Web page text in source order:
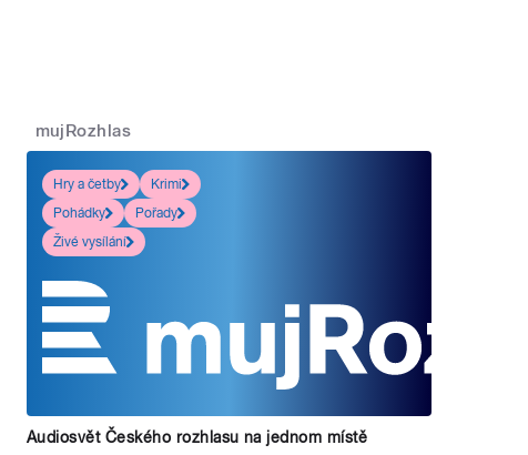
mujRozhlas
Hry a četby
Krimi
Pohádky
Pořady
Živé vysílání
Audiosvět Českého rozhlasu na jednom místě